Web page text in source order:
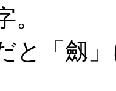
。
と「劔